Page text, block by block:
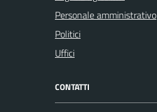
Personale amministrativo
Politici
Uffici
CONTATTI